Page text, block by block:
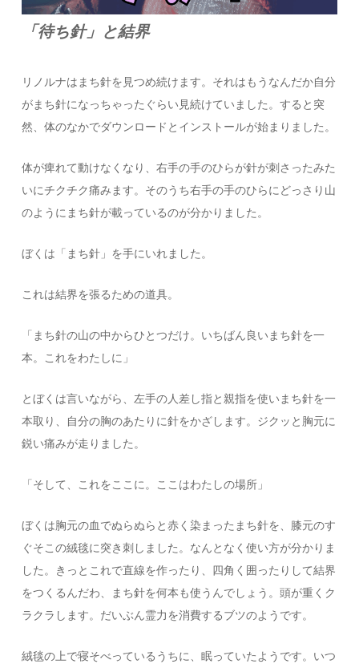
「待ち針」と結界
リノルナはまち針を見つめ続けます。それはもうなんだか自分
がまち針になっちゃったぐらい見続けていました。すると突
然、体のなかでダウンロードとインストールが始まりました。
体が痺れて動けなくなり、右手の手のひらが針が刺さったみた
いにチクチク痛みます。そのうち右手の手のひらにどっさり山
のようにまち針が載っているのが分かりました。
ぼくは「まち針」を手にいれました。
これは結界を張るための道具。
「まち針の山の中からひとつだけ。いちばん良いまち針を一
本。これをわたしに」
とぼくは言いながら、左手の人差し指と親指を使いまち針を一
本取り、自分の胸のあたりに針をかざします。ジクッと胸元に
鋭い痛みが走りました。
「そして、これをここに。ここはわたしの場所」
ぼくは胸元の血でぬらぬらと赤く染まったまち針を、膝元のす
ぐそこの絨毯に突き刺しました。なんとなく使い方が分かりま
した。きっとこれで直線を作ったり、四角く囲ったりして結界
をつくるんだわ、まち針を何本も使うんでしょう。頭が重くク
ラクラします。だいぶん霊力を消費するブツのようです。
絨毯の上で寝そべっているうちに、眠っていたようです。いつ